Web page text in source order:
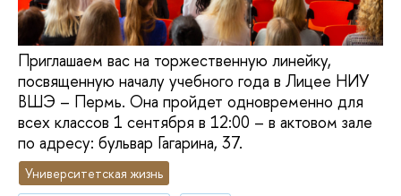
Приглашаем вас на торжественную линейку,
посвященную началу учебного года в Лицее НИУ
ВШЭ – Пермь. Она пройдет одновременно для
всех классов 1 сентября в 12:00 – в актовом зале
по адресу: бульвар Гагарина, 37.
Университетская жизнь